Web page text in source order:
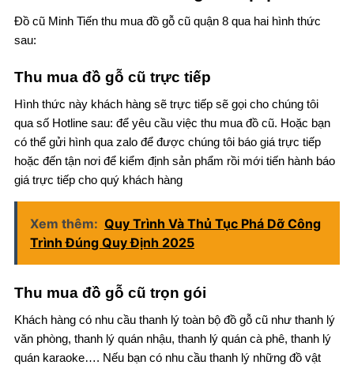
Đồ cũ Minh Tiến thu mua đồ gỗ cũ quận 8 qua hai hình thức
sau:
Thu mua đồ gỗ cũ trực tiếp
Hình thức này khách hàng sẽ trực tiếp sẽ gọi cho chúng tôi
qua số Hotline sau: để yêu cầu việc thu mua đồ cũ. Hoặc bạn
có thể gửi hình qua zalo để được chúng tôi báo giá trực tiếp
hoặc đến tận nơi để kiểm định sản phẩm rồi mới tiến hành báo
giá trực tiếp cho quý khách hàng
Xem thêm: Quy Trình Và Thủ Tục Phá Dỡ Công
Trình Đúng Quy Định 2025
Thu mua đồ gỗ cũ trọn gói
Khách hàng có nhu cầu thanh lý toàn bộ đồ gỗ cũ như thanh lý
văn phòng, thanh lý quán nhậu, thanh lý quán cà phê, thanh lý
quán karaoke…. Nếu bạn có nhu cầu thanh lý những đồ vật